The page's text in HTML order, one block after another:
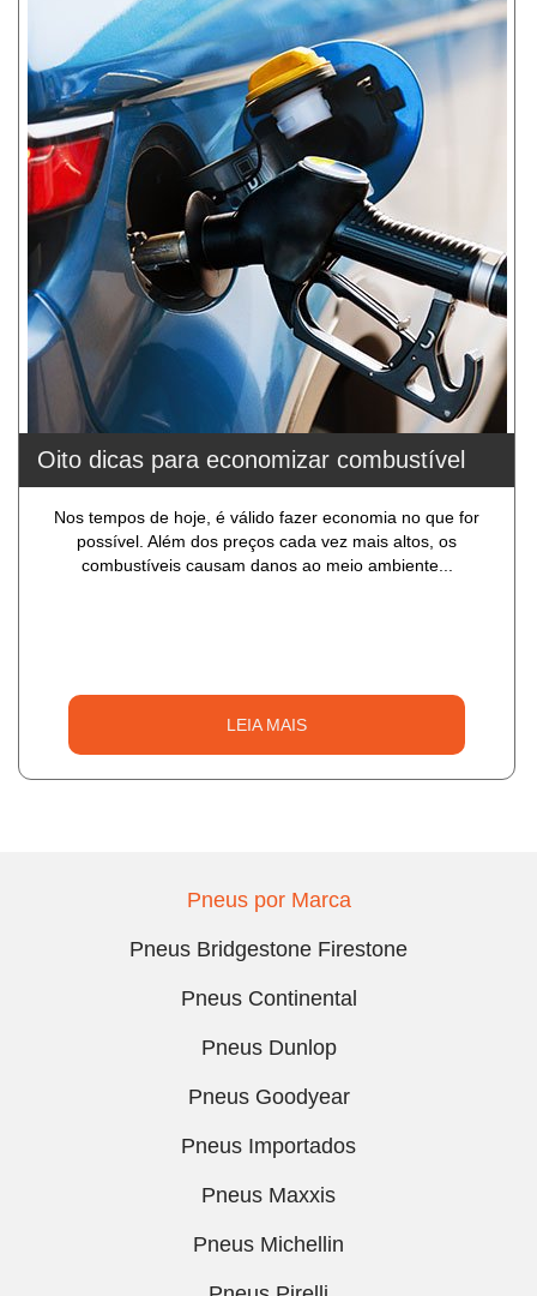
Oito dicas para economizar combustível
Nos tempos de hoje, é válido fazer economia no que for
possível. Além dos preços cada vez mais altos, os
combustíveis causam danos ao meio ambiente...
LEIA MAIS
Pneus por Marca
Pneus Bridgestone Firestone
Pneus Continental
Pneus Dunlop
Pneus Goodyear
Pneus Importados
Pneus Maxxis
Pneus Michellin